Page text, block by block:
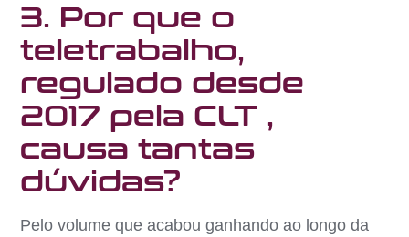
3. Por que o
teletrabalho,
regulado desde
2017 pela CLT ,
causa tantas
dúvidas?
Pelo volume que acabou ganhando ao longo da